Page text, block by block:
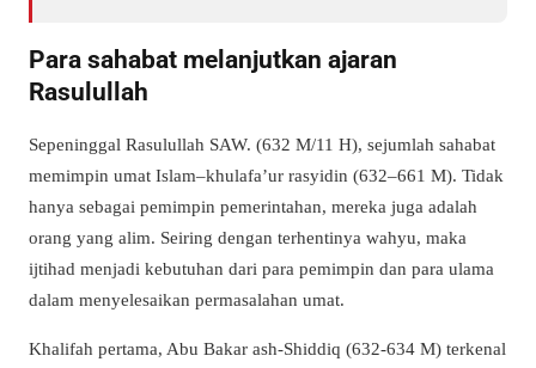
Para sahabat melanjutkan ajaran
Rasulullah
Sepeninggal Rasulullah SAW. (632 M/11 H), sejumlah sahabat
memimpin umat Islam–khulafa’ur rasyidin (632–661 M). Tidak
hanya sebagai pemimpin pemerintahan, mereka juga adalah
orang yang alim. Seiring dengan terhentinya wahyu, maka
ijtihad menjadi kebutuhan dari para pemimpin dan para ulama
dalam menyelesaikan permasalahan umat.
Khalifah pertama, Abu Bakar ash-Shiddiq (632-634 M) terkenal